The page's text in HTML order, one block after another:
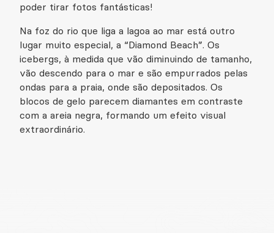
poder tirar fotos fantásticas!
Na foz do rio que liga a lagoa ao mar está outro
lugar muito especial, a “Diamond Beach”. Os
icebergs, à medida que vão diminuindo de tamanho,
vão descendo para o mar e são empurrados pelas
ondas para a praia, onde são depositados. Os
blocos de gelo parecem diamantes em contraste
com a areia negra, formando um efeito visual
extraordinário.